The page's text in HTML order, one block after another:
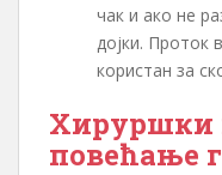
чак и ако не
дојки. Проток
користан за
Хируршки
повећање